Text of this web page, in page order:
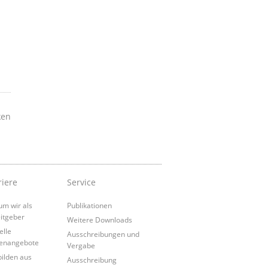
wir als
aus
Service
Publikationen
Weitere Downloads
Ausschreibungen und
Vergabe
Ausschreibung